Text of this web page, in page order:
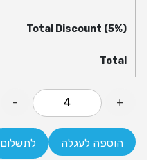
Total Discount (5%)
Total
- +
הוספה לעגלה לתשלום